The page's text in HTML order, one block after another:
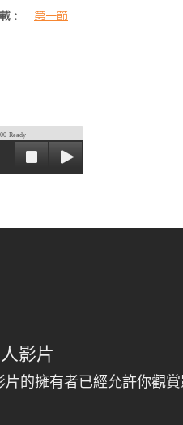
：
第一節
Ready